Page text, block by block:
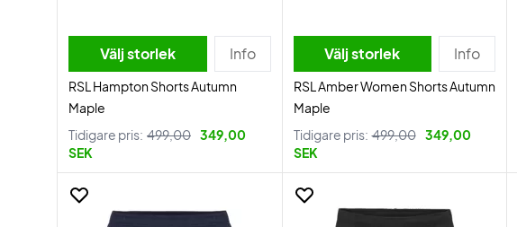
Välj storlek Info
RSL Hampton Shorts Autumn
Maple
Tidigare pris: 499,00 349,00
SEK
Välj storlek Info
RSL Amber Women Shorts Autumn
Maple
Tidigare pris: 499,00 349,00
SEK